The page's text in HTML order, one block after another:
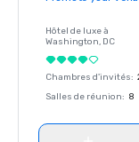
Hôtel de luxe à
Washington, DC
Chambres d'invités:
Salles de réunion: 8